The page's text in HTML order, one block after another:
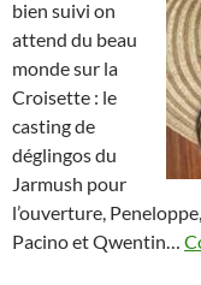
bien suivi on
attend du beau
monde sur la
Croisette : le
casting de
déglingos du
Jarmush pour
l’ouverture,
Pacino et Qwentin…